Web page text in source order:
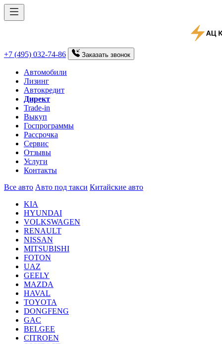
+7 (495) 032-74-86 Заказать звонок
Автомобили
Лизинг
Автокредит
Директ
Trade-in
Выкуп
Госпрограммы
Рассрочка
Сервис
Отзывы
Услуги
Контакты
Все авто Авто под такси Китайские авто
KIA
HYUNDAI
VOLKSWAGEN
RENAULT
NISSAN
MITSUBISHI
FOTON
UAZ
GEELY
MAZDA
HAVAL
TOYOTA
DONGFENG
GAC
BELGEE
CITROEN